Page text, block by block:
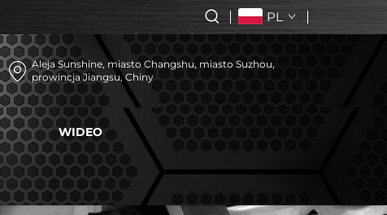
PL
Aleja Sunshine, miasto Changshu, miasto Suzhou,
prowincja Jiangsu, Chiny
WIDEO